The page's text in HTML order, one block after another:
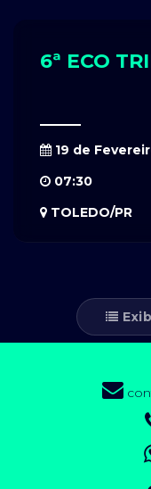
6ª ECO
19 de
07:30
TOLEDO/PR